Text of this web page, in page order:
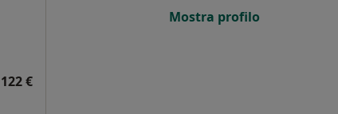
122 €
Mostra profilo